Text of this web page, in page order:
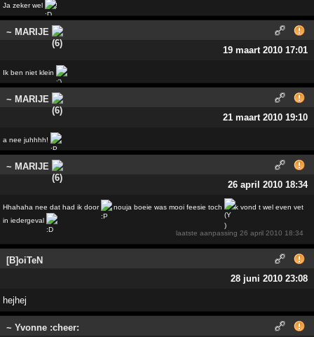
Ja zeker wel !
~ MARIJE
19 maart 2010 17:01
Ik ben niet klein
~ MARIJE
21 maart 2010 19:10
a nee juhhhh!
~ MARIJE
26 april 2010 18:34
Hhahaha nee dat had ik door nouja boeie was mooi feesie toch
k vond t wel even vet
in iedergeval
laatste aanpassing26 april 2010 18:34
[B]oiTeN
28 juni 2010 23:08
hejhej
~ Yvonne :cheer: